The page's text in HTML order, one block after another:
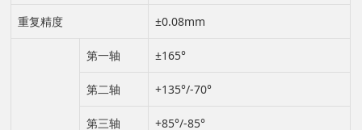
重复精度 ±0.08mm
第一轴 ±165°
第二轴 +135°/-70°
第三轴 +85°/-85°